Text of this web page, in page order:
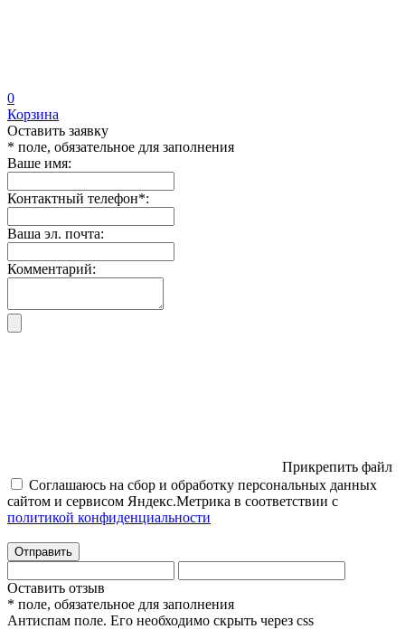
0
Корзина
Оставить заявку
* поле, обязательное для заполнения
Ваше имя:
Контактный телефон*:
Ваша эл. почта:
Комментарий:
Прикрепить файл
Соглашаюсь на сбор и обработку персональных данных
сайтом и сервисом Яндекс.Метрика в соответствии с
политикой конфиденциальности
Отправить
Оставить отзыв
* поле, обязательное для заполнения
Антиспам поле. Его необходимо скрыть через css